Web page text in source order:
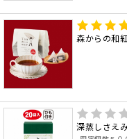
森からの和
深蒸しさえ